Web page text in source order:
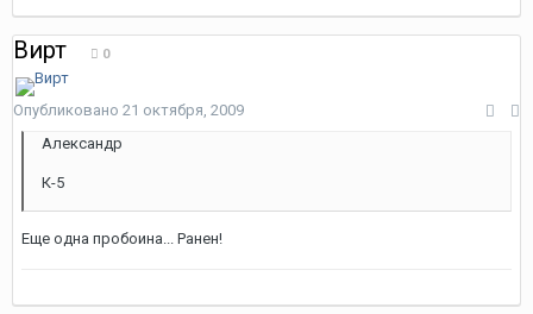
Вирт 0
Опубликовано 21 октября, 2009
Александр
К-5
Еще одна пробоина... Ранен!